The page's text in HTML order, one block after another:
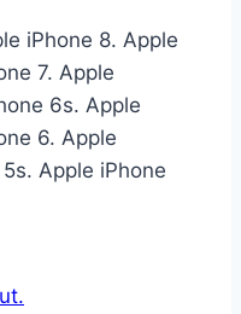
iPhone 8. Apple
7. Apple
6s. Apple
6. Apple
Apple iPhone